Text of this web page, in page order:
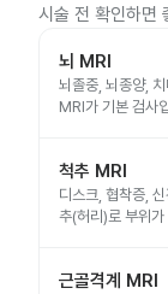
시술 전 확인하면
뇌 MRI
뇌졸중, 뇌종양,
MRI가 기본 검사
척추 MRI
디스크, 협착증,
추(허리)로 부위가
근골격계 MRI